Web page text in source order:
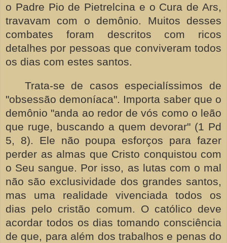
o Padre Pio de Pietrelcina e o Cura de Ars,
travavam com o demônio. Muitos desses
combates foram descritos com ricos
detalhes por pessoas que conviveram todos
os dias com estes santos.
Trata-se de casos especialíssimos de
"obsessão demoníaca". Importa saber que o
demônio "anda ao redor de vós como o leão
que ruge, buscando a quem devorar" (1 Pd
5, 8). Ele não poupa esforços para fazer
perder as almas que Cristo conquistou com
o Seu sangue. Por isso, as lutas com o mal
não são exclusividade dos grandes santos,
mas uma realidade vivenciada todos os
dias pelo cristão comum. O católico deve
acordar todos os dias tomando consciência
de que, para além dos trabalhos e penas do